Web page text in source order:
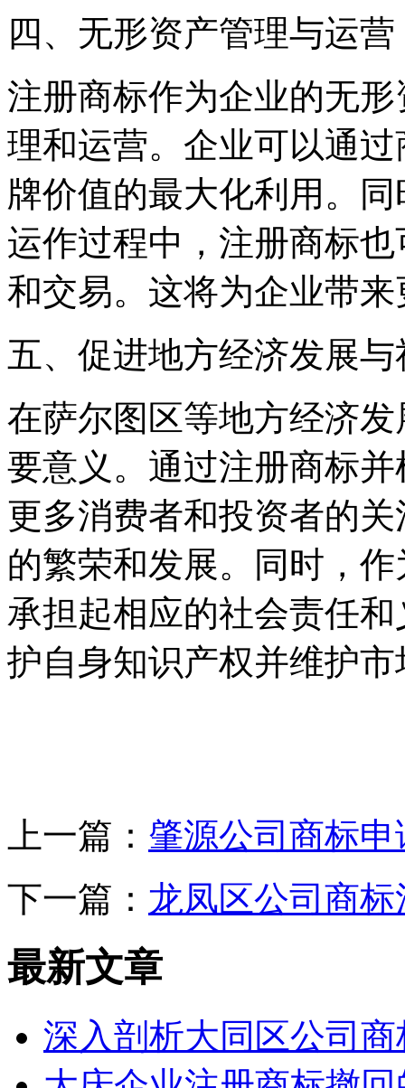
四、无形资产管理与运营
注册商标作为企业的无
理和运营。企业可以通
牌价值的最大化利用。
运作过程中，注册商标
和交易。这将为企业带
五、促进地方经济发展
在萨尔图区等地方经济
要意义。通过注册商标
更多消费者和投资者的
的繁荣和发展。同时，
承担起相应的社会责任
护自身知识产权并维护
上一篇： 肇源公司商标
下一篇： 龙凤区公司商
最新文章
深入剖析大同区公司